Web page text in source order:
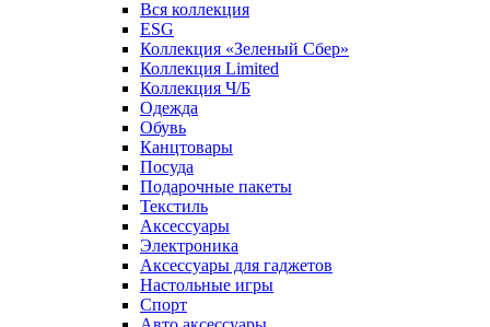
Вся коллекция
ESG
Коллекция «Зеленый Сбер»
Коллекция Limited
Коллекция Ч/Б
Одежда
Обувь
Канцтовары
Посуда
Подарочные пакеты
Текстиль
Аксессуары
Электроника
Аксессуары для гаджетов
Настольные игры
Спорт